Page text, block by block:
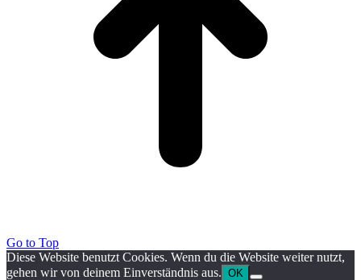
Go to Top
Diese Website benutzt Cookies. Wenn du die Website weiter nutzt,
gehen wir von deinem Einverständnis aus. OK